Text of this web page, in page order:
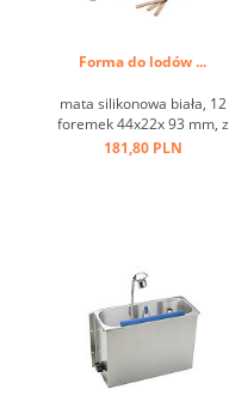
Forma do lodów ...
mata silikonowa biała, 12
foremek 44x22x 93 mm, z
uchwytami ...
181,80 PLN